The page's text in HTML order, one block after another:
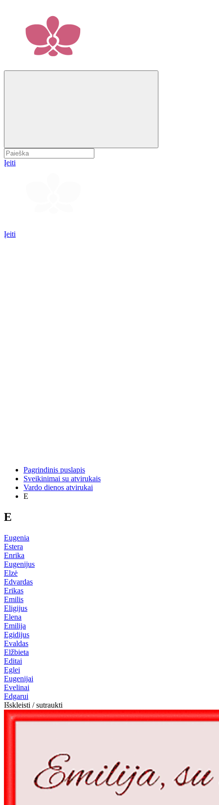
Įeiti
Įeiti
Pagrindinis puslapis
Sveikinimai su atvirukais
Vardo dienos atvirukai
E
E
Eugenia
Estera
Enrika
Eugenijus
Elzė
Edvardas
Erikas
Emilis
Eligijus
Elena
Emilija
Egidijus
Evaldas
Elžbieta
Editai
Eglei
Eugenijai
Evelinai
Edgarui
Išskleisti / sutraukti